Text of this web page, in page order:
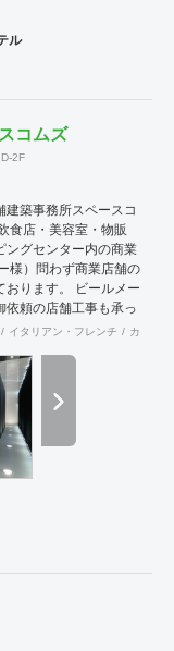
ル
コムズ
2F
築事務所スペースコ
食店・美容室・物販
ングセンター内の商業
様）問わず商業店舗の
おります。 ビールメー
依頼の店舗工事も承っ
ンをトータルに最良の
りさせて頂ければ幸
ムページを拝見して
願いします。
イタリアン・フレンチ カフェ